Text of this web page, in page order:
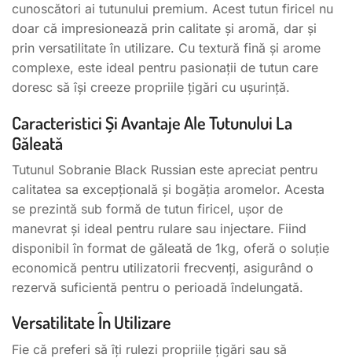
cunoscători ai tutunului premium. Acest tutun firicel nu
doar că impresionează prin calitate și aromă, dar și
prin versatilitate în utilizare. Cu textură fină și arome
complexe, este ideal pentru pasionații de tutun care
doresc să își creeze propriile țigări cu ușurință.
Caracteristici Și Avantaje Ale Tutunului La
Găleată
Tutunul Sobranie Black Russian este apreciat pentru
calitatea sa excepțională și bogăția aromelor. Acesta
se prezintă sub formă de tutun firicel, ușor de
manevrat și ideal pentru rulare sau injectare. Fiind
disponibil în format de găleată de 1kg, oferă o soluție
economică pentru utilizatorii frecvenți, asigurând o
rezervă suficientă pentru o perioadă îndelungată.
Versatilitate În Utilizare
Fie că preferi să îți rulezi propriile țigări sau să